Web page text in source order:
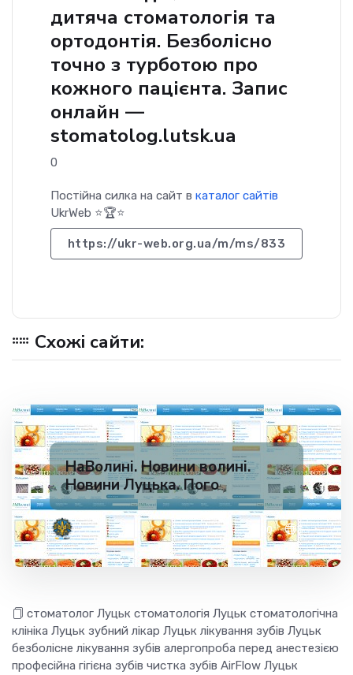
дитяча стоматологія та
ортодонтія. Безболісно
точно з турботою про
кожного пацієнта. Запис
онлайн —
stomatolog.lutsk.ua
0
Постійна силка на сайт в каталог сайтів
UkrWeb ⭐🏆⭐
https://ukr-web.org.ua/m/ms/833
Схожі сайти:
НаВолині. Новини волині.
Новини Луцька. Пого
✅ 200 3
стоматолог Луцьк стоматологія Луцьк стоматологічна
клініка Луцьк зубний лікар Луцьк лікування зубів Луцьк
безболісне лікування зубів алергопроба перед анестезією
професійна гігієна зубів чистка зубів AirFlow Луцьк